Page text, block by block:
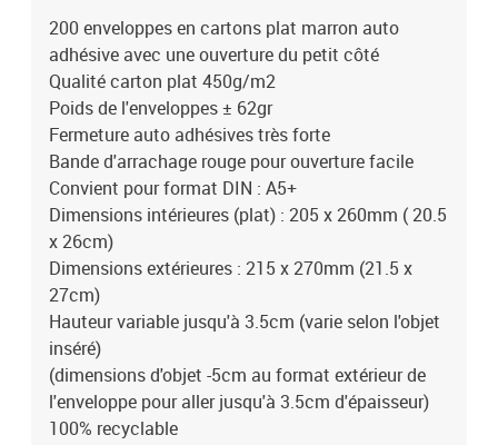
200 enveloppes en cartons plat marron auto
adhésive avec une ouverture du petit côté
Qualité carton plat 450g/m2
Poids de l'enveloppes ± 62gr
Fermeture auto adhésives très forte
Bande d'arrachage rouge pour ouverture facile
Convient pour format DIN : A5+
Dimensions intérieures (plat) : 205 x 260mm ( 20.5
x 26cm)
Dimensions extérieures : 215 x 270mm (21.5 x
27cm)
Hauteur variable jusqu'à 3.5cm (varie selon l'objet
inséré)
(dimensions d'objet -5cm au format extérieur de
l'enveloppe pour aller jusqu'à 3.5cm d'épaisseur)
100% recyclable